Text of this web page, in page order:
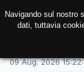
09 Aug. 2026
Navigando sul nostro
dati, tuttavia